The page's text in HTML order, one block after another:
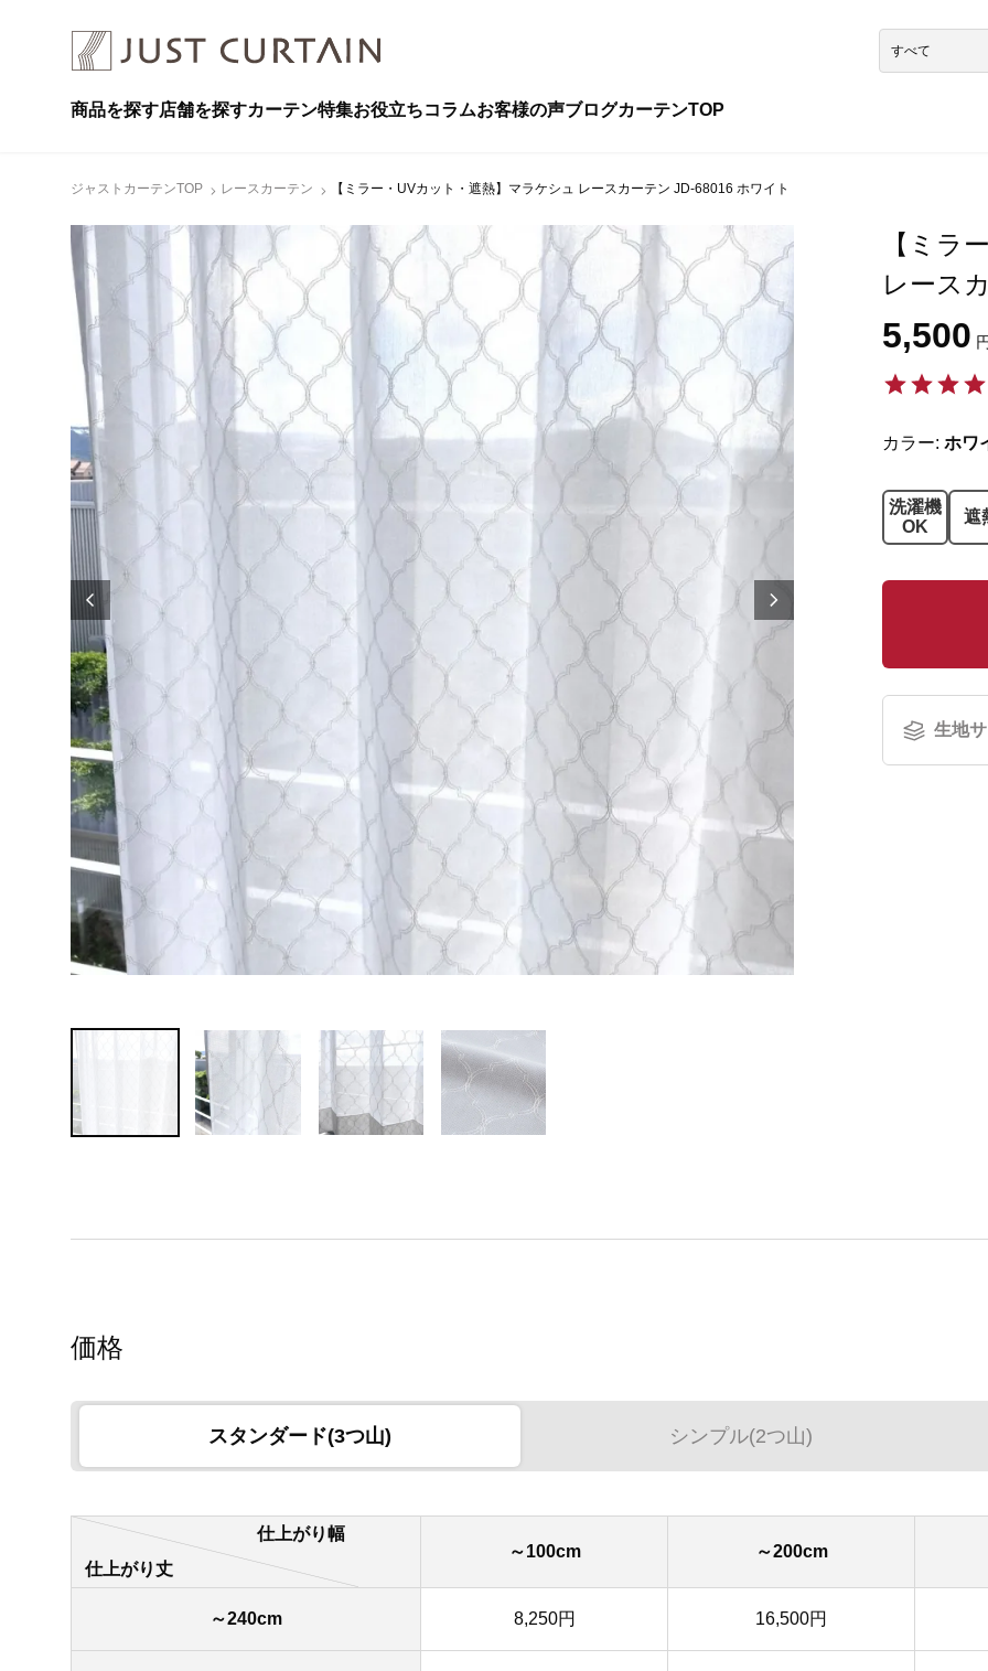
商品を探す店舗を探すカーテン特集お役立ちコラムお客様の声ブログカーテンTOP
ジャストカーテンTOP レースカーテン 【ミラー・UVカット・遮熱】マラケシュ レースカーテン JD-68016 ホワイト
【ミラ
レース
5,500
カラー: ホワ
洗濯機
OK
遮
生地
価格
スタンダード(3つ山) シンプル(2つ山)
仕上がり幅
仕上がり丈
～100cm ～200cm
～240cm 8,250円 16,500円